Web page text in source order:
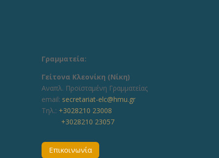
Γραμματεία:
Γείτονα Κλεονίκη (Νίκη)
Aναπλ. Προϊσταμένη Γραμματείας
email: secretariat-elc@hmu.gr
Τηλ.: +3028210 23008
+3028210 23057
Επικοινωνία